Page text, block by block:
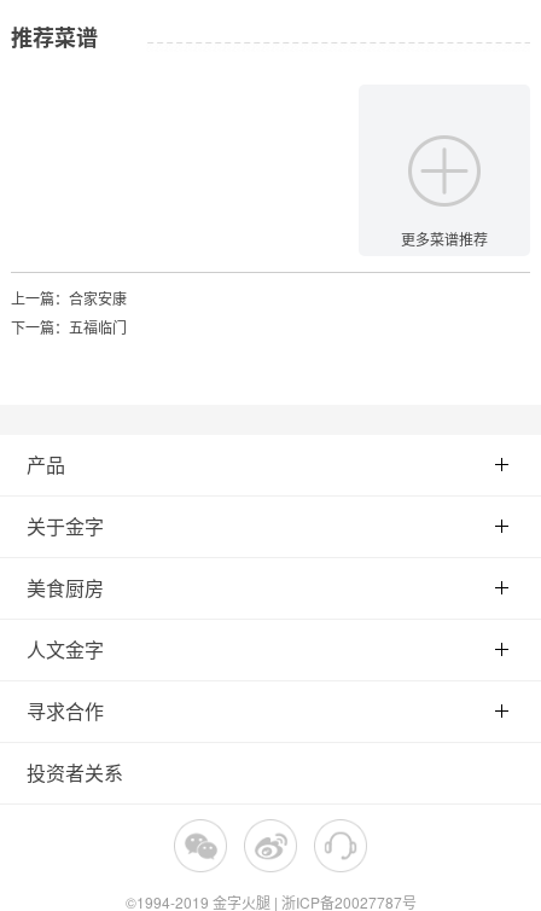
推荐菜谱
更多菜谱推荐
上一篇： 合家安康
下一篇： 五福临门
产品
关于金字
美食厨房
人文金字
寻求合作
投资者关系
©1994-2019 金字火腿 | 浙ICP备20027787号